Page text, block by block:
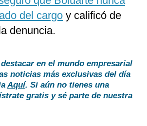
del cargo y calificó de
denuncia.
en el mundo empresarial
noticias más exclusivas del día
Aquí. Si aún no tienes una
gratis y sé parte de nuestra